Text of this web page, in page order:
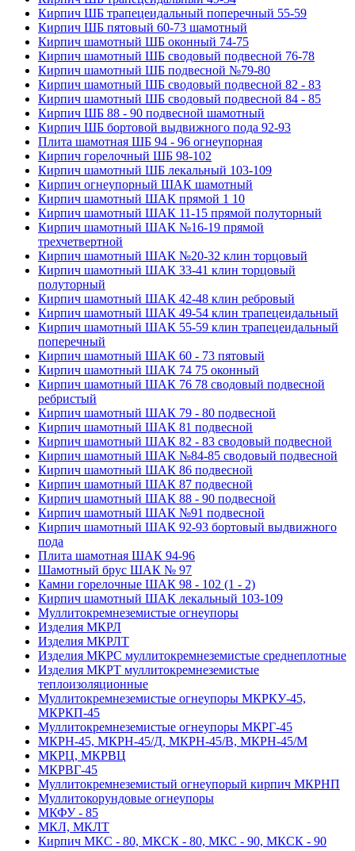
Кирпич ШБ трапецеидальный поперечный 55-59
Кирпич ШБ пятовый 60-73 шамотный
Кирпич шамотный ШБ оконный 74-75
Кирпич шамотный ШБ сводовый подвесной 76-78
Кирпич шамотный ШБ подвесной №79-80
Кирпич шамотный ШБ сводовый подвесной 82 - 83
Кирпич шамотный ШБ сводовый подвесной 84 - 85
Кирпич ШБ 88 - 90 подвесной шамотный
Кирпич ШБ бортовой выдвижного пода 92-93
Плита шамотная ШБ 94 - 96 огнеупорная
Кирпич горелочный ШБ 98-102
Кирпич шамотный ШБ лекальный 103-109
Кирпич огнеупорный ШАК шамотный
Кирпич шамотный ШАК прямой 1 10
Кирпич шамотный ШАК 11-15 прямой полуторный
Кирпич шамотный ШАК №16-19 прямой
трехчетвертной
Кирпич шамотный ШАК №20-32 клин торцовый
Кирпич шамотный ШАК 33-41 клин торцовый
полуторный
Кирпич шамотный ШАК 42-48 клин ребровый
Кирпич шамотный ШАК 49-54 клин трапецеидальный
Кирпич шамотный ШАК 55-59 клин трапецеидальный
поперечный
Кирпич шамотный ШАК 60 - 73 пятовый
Кирпич шамотный ШАК 74 75 оконный
Кирпич шамотный ШАК 76 78 сводовый подвесной
ребристый
Кирпич шамотный ШАК 79 - 80 подвесной
Кирпич шамотный ШАК 81 подвесной
Кирпич шамотный ШАК 82 - 83 сводовый подвесной
Кирпич шамотный ШАК №84-85 сводовый подвесной
Кирпич шамотный ШАК 86 подвесной
Кирпич шамотный ШАК 87 подвесной
Кирпич шамотный ШАК 88 - 90 подвесной
Кирпич шамотный ШАК №91 подвесной
Кирпич шамотный ШАК 92-93 бортовый выдвижного
пода
Плита шамотная ШАК 94-96
Шамотный брус ШАК № 97
Камни горелочные ШАК 98 - 102 (1 - 2)
Кирпич шамотный ШАК лекальный 103-109
Муллито­­кремнеземистые огнеупоры
Изделия МКРЛ
Изделия МКРЛТ
Изделия МКРС муллитокремнеземистые среднеплотные
Изделия МКРТ муллитокремнеземистые
теплоизоляционные
Муллитокремнеземистые огнеупоры МКРКУ-45,
МКРКП-45
Муллитокремнеземистые огнеупоры МКРГ-45
МКРН-45, МКРН-45/Д, МКРН-45/В, МКРН-45/М
МКРЦ, МКРВЦ
МКРВГ-45
Муллитокремнеземистый огнеупорый кирпич МКРНП
Муллито­корундовые огнеупоры
МКФУ - 85
МКЛ, МКЛТ
Кирпич МКС - 80, МКСК - 80, МКС - 90, МКСК - 90